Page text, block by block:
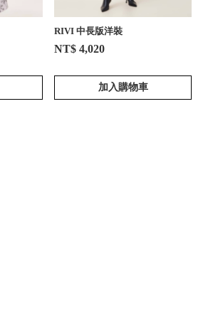
RIVI 中長版洋裝
NT$ 4,020
加入購物車